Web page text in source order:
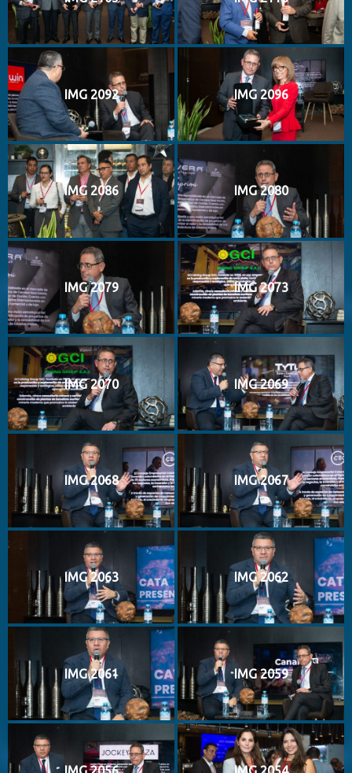
IMG 2092 IMG 2096
IMG 2086 IMG 2080
IMG 2079 IMG 2073
IMG 2070 IMG 2069
IMG 2068 IMG 2067
IMG 2063 IMG 2062
IMG 2061 IMG 2059